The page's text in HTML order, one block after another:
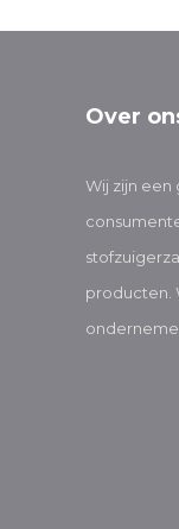
Over
Wij zijn een
producten.